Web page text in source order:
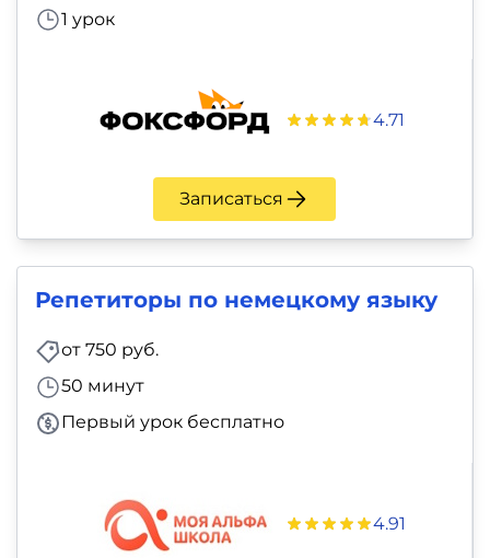
1 урок
4.71
Записаться
Репетиторы по немецкому языку
от 750 руб.
50 минут
Первый урок бесплатно
4.91
и
Тесты
на